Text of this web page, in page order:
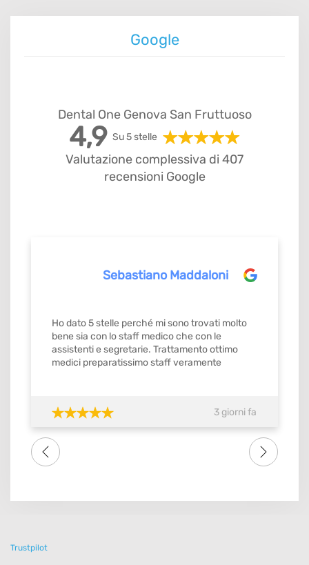
Google
Dental One Genova San Fruttuoso
4,9 Su 5 stelle
Valutazione complessiva di 407
recensioni Google
Sebastiano Maddaloni
3 giorni fa
Ho dato 5 stelle perché mi sono trovati molto
bene sia con lo staff medico che con le
assistenti e segretarie. Trattamento ottimo
medici preparatissimo staff veramente
massimo del voto SI meritebbe anche 10.
one . Grazie di tutto a tutto lo staff
Trustpilot